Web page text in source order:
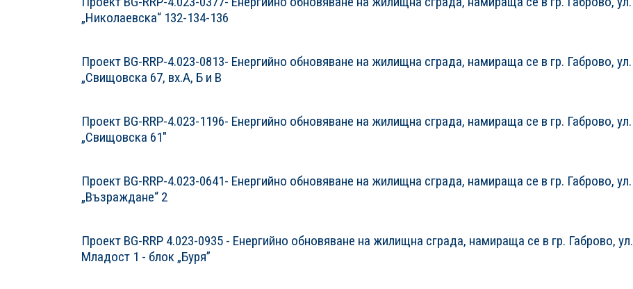
„Николаевска“ 132-134-136
Проект BG-RRP-4.023-0813- Енергийно обновяване на жилищна сграда, намираща се в гр. Габрово, ул.
„Свищовска 67, вх.А, Б и В
Проект BG-RRP-4.023-1196- Енергийно обновяване на жилищна сграда, намираща се в гр. Габрово, ул.
„Свищовска 61"
Проект BG-RRP-4.023-0641- Енергийно обновяване на жилищна сграда, намираща се в гр. Габрово, ул.
„Възраждане“ 2
Проект BG-RRP 4.023-0935 - Енергийно обновяване на жилищна сграда, намираща се в гр. Габрово, ул.
Младост 1 - блок „Буря”